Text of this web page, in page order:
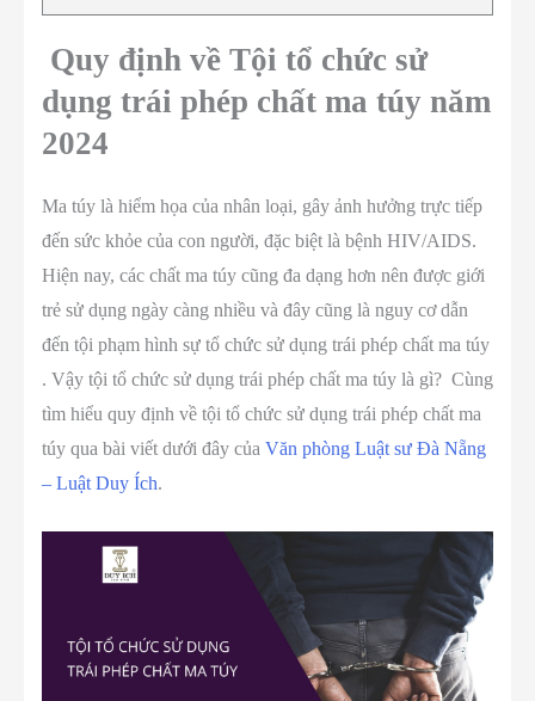
Quy định về Tội tổ chức sử
dụng trái phép chất ma túy năm
2024
Ma túy là hiểm họa của nhân loại, gây ảnh hưởng trực tiếp
đến sức khỏe của con người, đặc biệt là bệnh HIV/AIDS.
Hiện nay, các chất ma túy cũng đa dạng hơn nên được giới
trẻ sử dụng ngày càng nhiều và đây cũng là nguy cơ dẫn
đến tội phạm hình sự tổ chức sử dụng trái phép chất ma túy
. Vậy tội tổ chức sử dụng trái phép chất ma túy là gì? Cùng
tìm hiểu quy định về tội tổ chức sử dụng trái phép chất ma
túy qua bài viết dưới đây của Văn phòng Luật sư Đà Nẵng
– Luật Duy Ích.